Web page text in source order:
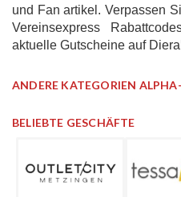
und Fan artikel. Verpassen
Vereinsexpress
aktuelle Gutscheine auf
ANDERE KATEGORIEN
BELIEBTE GESCHÄFTE